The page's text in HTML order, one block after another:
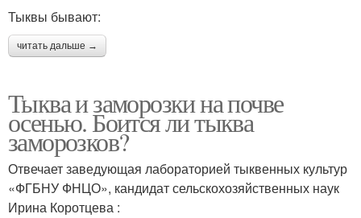
Тыквы бывают:
читать дальше →
Тыква и заморозки на почве
осенью. Боится ли тыква
заморозков?
Отвечает заведующая лабораторией тыквенных культур
«ФГБНУ ФНЦО», кандидат сельскохозяйственных наук
Ирина Коротцева :